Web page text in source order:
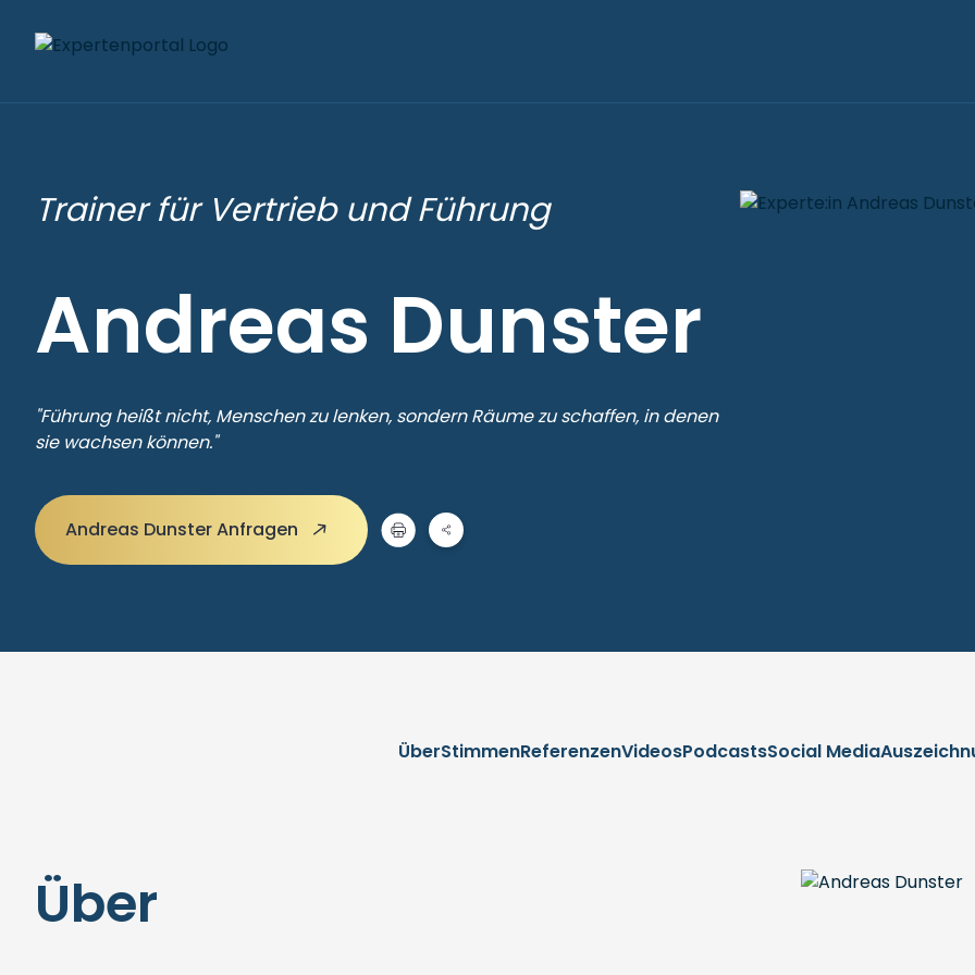
Trainer für Vertrieb und Führung
Andreas Dunster
"Führung heißt nicht, Menschen zu lenken, sondern Räume zu schaffen, in denen
sie wachsen können."
Andreas Dunster Anfragen
ÜberStimmenReferenzenVideosPodcastsSocial Media
Über